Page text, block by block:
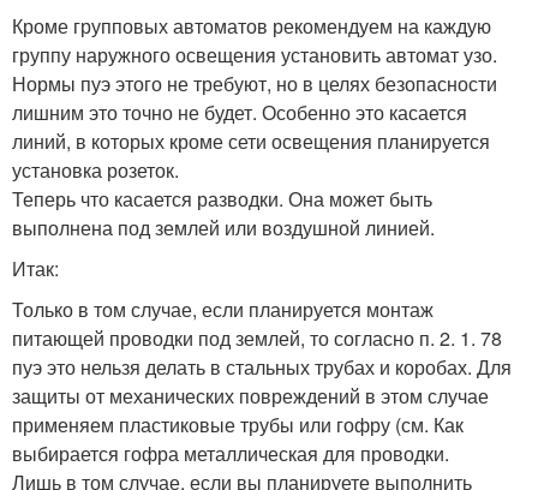
Кроме групповых автоматов рекомендуем на каждую
группу наружного освещения установить автомат узо.
Нормы пуэ этого не требуют, но в целях безопасности
лишним это точно не будет. Особенно это касается
линий, в которых кроме сети освещения планируется
установка розеток.
Теперь что касается разводки. Она может быть
выполнена под землей или воздушной линией.
Итак:
Только в том случае, если планируется монтаж
питающей проводки под землей, то согласно п. 2. 1. 78
пуэ это нельзя делать в стальных трубах и коробах. Для
защиты от механических повреждений в этом случае
применяем пластиковые трубы или гофру (см. Как
выбирается гофра металлическая для проводки.
Лишь в том случае, если вы планируете выполнить